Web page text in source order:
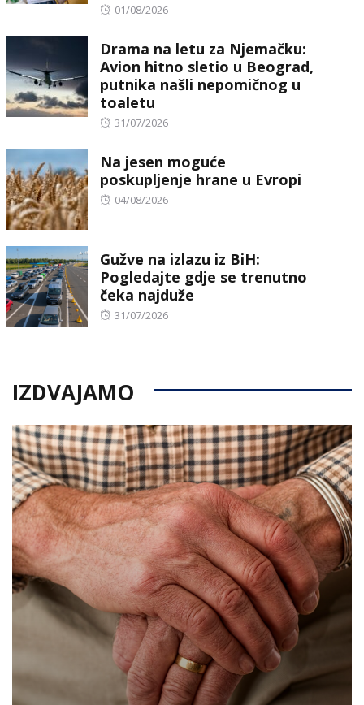
Posted
01/08/2026
Drama na letu za Njemačku:
Avion hitno sletio u Beograd,
putnika našli nepomičnog u
toaletu
Posted
31/07/2026
Na jesen moguće
poskupljenje hrane u Evropi
Posted
04/08/2026
Gužve na izlazu iz BiH:
Pogledajte gdje se trenutno
čeka najduže
Posted
31/07/2026
IZDVAJAMO